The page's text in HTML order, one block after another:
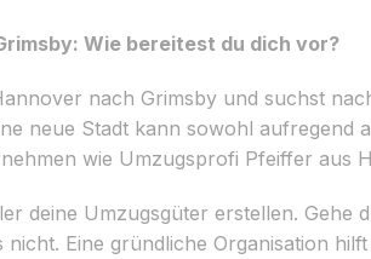
Wie bereitest du dich vor?
nach Grimsby und suchst
neue Stadt kann sowohl
wie Umzugsprofi Pfeiffer aus
deine Umzugsgüter erstellen.
Eine gründliche Organisation